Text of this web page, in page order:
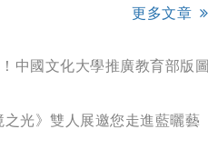
更多文章
中國文化大學推廣教育部版圖
光》雙人展邀您走進藍曬藝